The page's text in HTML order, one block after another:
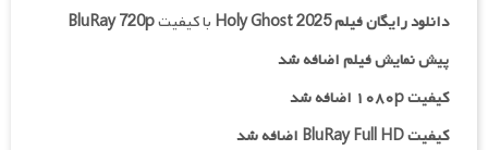
دانلود رایگان فیلمHoly Ghost 2025 با کیفیتBluRay 720p
پیش نمایش فیلم اضافه شد
کیفیت ۱۰۸۰p اضافه شد
کیفیت BluRay Full HD اضافه شد